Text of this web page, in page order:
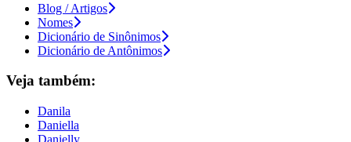
Blog / Artigos
Nomes
Dicionário de Sinônimos
Dicionário de Antônimos
Veja também:
Danila
Daniella